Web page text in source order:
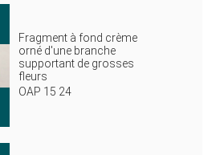
Fragment à fond crème
orné d'une branche
supportant de grosses
fleurs
OAP 15 24